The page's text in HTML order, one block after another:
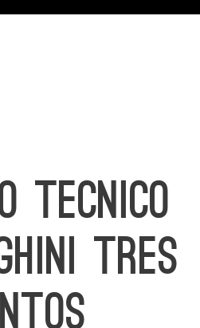
TECNICO
TRES